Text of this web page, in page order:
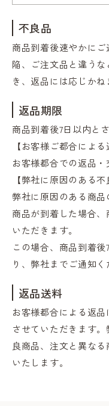
不良品
商品到着後速やかに
陥、ご注文品と違う
き、返品には応じかね
返品期限
商品到着後7日以内と
【お客様ご都合による
お客様都合での返品・
【弊社に原因のある
弊社に原因のある商
商品が到着した場合
いただきます。
この場合、商品到着
り、弊社までご通知く
返品送料
お客様都合による返
させていただきます
良商品、注文と異な
いたします。